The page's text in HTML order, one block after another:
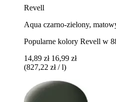
Revell
Aqua czarno-zielony,
Popularne kolory Revell w
14,89 zł 16,99 zł
(827,22 zł / l)